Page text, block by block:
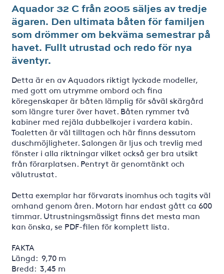
Aquador 32 C från 2005 säljes av tredje
ägaren. Den ultimata båten för familjen
som drömmer om bekväma semestrar på
havet. Fullt utrustad och redo för nya
äventyr.
Detta är en av Aquadors riktigt lyckade modeller,
med gott om utrymme ombord och fina
köregenskaper är båten lämplig för såväl skärgård
som längre turer över havet. Båten rymmer två
kabiner med rejäla dubbelkojer i vardera kabin.
Toaletten är väl tilltagen och här finns dessutom
duschmöjligheter. Salongen är ljus och trevlig med
fönster i alla riktningar vilket också ger bra utsikt
från förarplatsen. Pentryt är genomtänkt och
välutrustat.
Detta exemplar har förvarats inomhus och tagits väl
omhand genom åren. Motorn har endast gått ca 600
timmar. Utrustningsmässigt finns det mesta man
kan önska, se PDF-filen för komplett lista.
FAKTA
Längd: 9,70 m
Bredd: 3,45 m